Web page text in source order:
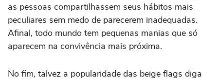
as pessoas compartilhassem seus hábitos mais
peculiares sem medo de parecerem inadequadas.
Afinal, todo mundo tem pequenas manias que só
aparecem na convivência mais próxima.
No fim, talvez a popularidade das beige flags diga